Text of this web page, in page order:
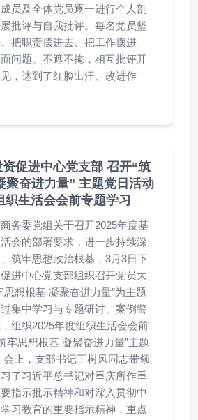
员及全体党员逐一进行个人剖
批评与自我批评。每名党员坚
把职责摆进去、把工作摆进
问题、不遮不掩，相互批评开
，达到了红脸出汗、改进作
促进中心党支部 召开“筑
聚奋进力量” 主题党日活动
织生活会会前专题学习
务委党组关于召开2025年度基
会的部署要求，进一步持续深
筑牢思想政治根基，3月3日下
进中心党支部组织召开党员大
思想根基 凝聚奋进力量”为主题
集中学习与专题研讨、案例警
组织2025年度组织生活会会前
牢思想根基 凝聚奋进力量”主题
会上，支部书记王树风同志带领
了习近平总书记对重庆所作重
指示批示精神和对深入贯彻中
习教育的重要指示精神，重点